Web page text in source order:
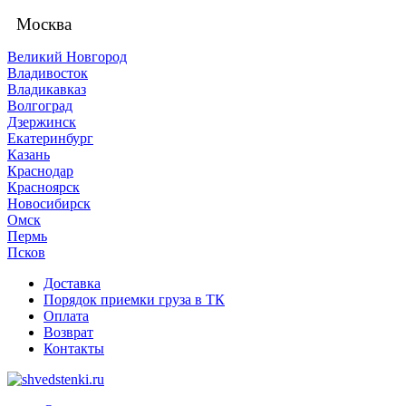
Москва
Великий Новгород
Владивосток
Владикавказ
Волгоград
Дзержинск
Екатеринбург
Казань
Краснодар
Красноярск
Новосибирск
Омск
Пермь
Псков
Доставка
Порядок приемки груза в ТК
Оплата
Возврат
Контакты